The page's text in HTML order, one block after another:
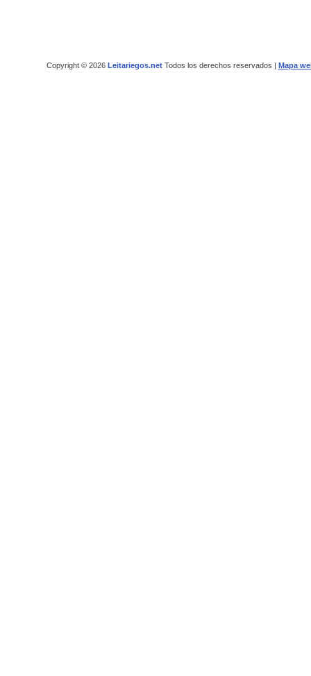
Copyright © 2026 Leitariegos.netTodos los derechos reservados | Mapa